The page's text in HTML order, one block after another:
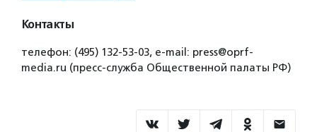
Контакты
телефон: (495) 132-53-03, e-mail: press@oprf-
media.ru (пресс-служба Общественной палаты РФ)